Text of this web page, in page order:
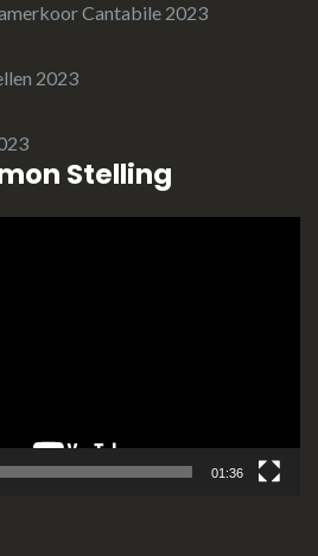
Cantabile 2023
2023
Stelling
01:36